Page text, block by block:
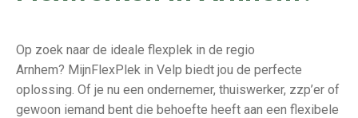
Op zoek naar de ideale flexplek in de regio
Arnhem? MijnFlexPlek in Velp biedt jou de perfecte
oplossing. Of je nu een ondernemer, thuiswerker, zzp’er of
gewoon iemand bent die behoefte heeft aan een flexibele